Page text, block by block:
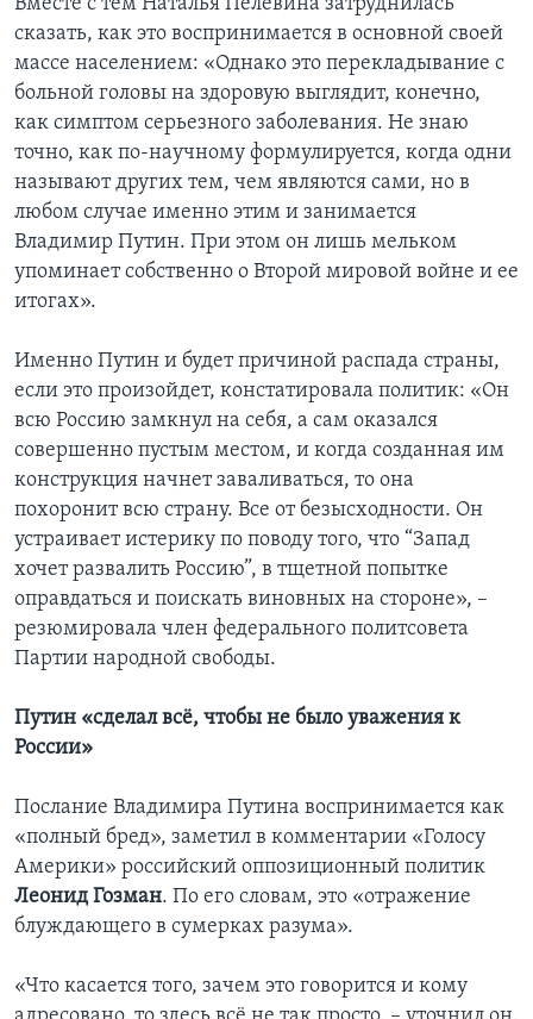
Вместе с тем Наталья Пелевина затруднилась
сказать, как это воспринимается в основной своей
массе населением: «Однако это перекладывание с
больной головы на здоровую выглядит, конечно,
как симптом серьезного заболевания. Не знаю
точно, как по-научному формулируется, когда одни
называют других тем, чем являются сами, но в
любом случае именно этим и занимается
Владимир Путин. При этом он лишь мельком
упоминает собственно о Второй мировой войне и ее
итогах».
Именно Путин и будет причиной распада страны,
если это произойдет, констатировала политик: «Он
всю Россию замкнул на себя, а сам оказался
совершенно пустым местом, и когда созданная им
конструкция начнет заваливаться, то она
похоронит всю страну. Все от безысходности. Он
устраивает истерику по поводу того, что “Запад
хочет развалить Россию”, в тщетной попытке
оправдаться и поискать виновных на стороне», –
резюмировала член федерального политсовета
Партии народной свободы.
Путин «сделал всё, чтобы не было уважения к
России»
Послание Владимира Путина воспринимается как
«полный бред», заметил в комментарии «Голосу
Америки» российский оппозиционный политик
Леонид Гозман. По его словам, это «отражение
блуждающего в сумерках разума».
«Что касается того, зачем это говорится и кому